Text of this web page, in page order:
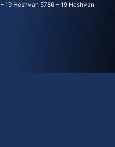
19 Heshvan 5786 – 19 Heshvan